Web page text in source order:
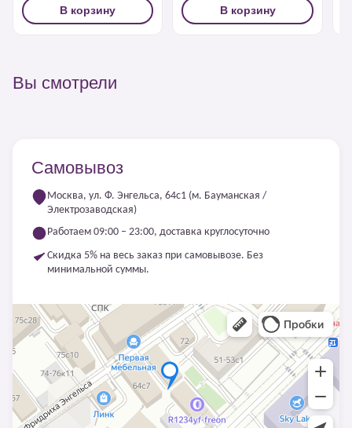
В корзину В корзину
Вы смотрели
Самовывоз
Москва, ул. Ф. Энгельса, 64с1 (м. Бауманская /
Электрозаводская)
Работаем 09:00 – 23:00, доставка круглосуточно
Скидка 5% на весь заказ при самовывозе. Без
минимальной суммы.